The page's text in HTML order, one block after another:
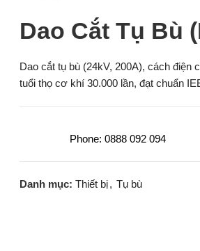
Dao Cắt Tụ Bù
Dao cắt tụ bù (24kV, 200A), cách điện
tuổi thọ cơ khí 30.000 lần, đạt chuẩn
Phone: 0888 092 094
Danh mục: Thiết bị, Tụ bù